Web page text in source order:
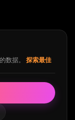
数据。
探索最佳